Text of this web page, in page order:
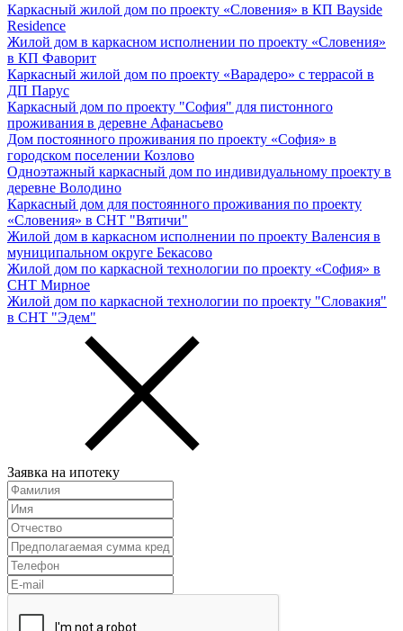
Каркасный жилой дом по проекту «Словения» в КП Bayside
Residence
Жилой дом в каркасном исполнении по проекту «Словения»
в КП Фаворит
Каркасный жилой дом по проекту «Варадеро» с террасой в
ДП Парус
Каркасный дом по проекту "София" для пистонного
проживания в деревне Афанасьево
Дом постоянного проживания по проекту «София» в
городском поселении Козлово
Одноэтажный каркасный дом по индивидуальному проекту в
деревне Володино
Каркасный дом для постоянного проживания по проекту
«Словения» в СНТ "Вятичи"
Жилой дом в каркасном исполнении по проекту Валенсия в
муниципальном округе Бекасово
Жилой дом по каркасной технологии по проекту «София» в
СНТ Мирное
Жилой дом по каркасной технологии по проекту "Словакия"
в СНТ "Эдем"
Заявка на ипотеку